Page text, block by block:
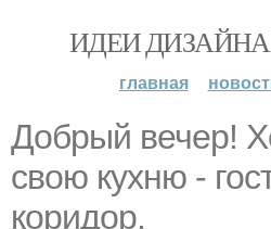
ИДЕИ ДИЗАЙНА
главная
Добрый вечер!
свою кухню -
коридор.